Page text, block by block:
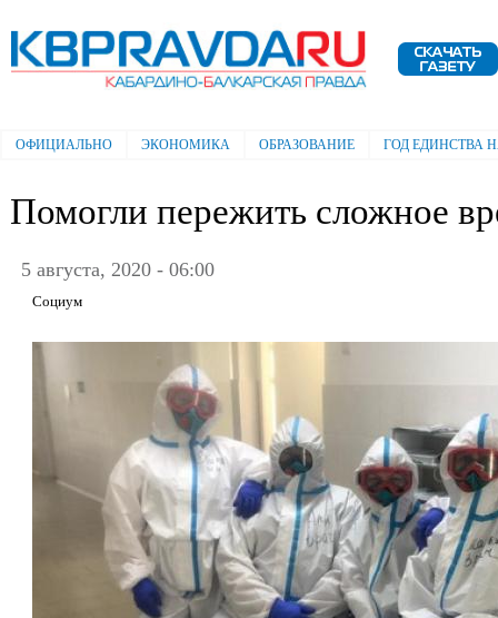
Электронная газета "Кабардино-
Балкарская правда"
Главное меню
ОФИЦИАЛЬНО ЭКОНОМИКА ОБРАЗОВАНИЕ ГОД ЕДИНСТВА
Помогли пережить сложное
5 августа, 2020 - 06:00
Социум